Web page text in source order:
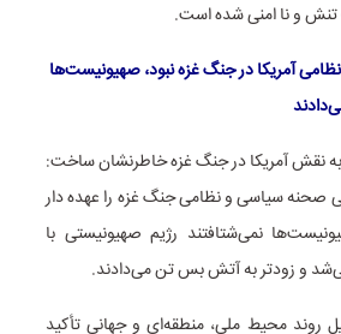
و نا امنی شده است.
آمریکا در جنگ غزه نبود، صهیونیست‌ها
نقش آمریکا در جنگ غزه خاطرنشان ساخت:
صحنه سیاسی و نظامی جنگ غزه را عهده دار
نمی‌شتافتند رژیم صهیونیستی با
و زودتر به آتش بس تن می‌دادند.
روند محیط ملی، منطقه‌ای و جهانی تأکید